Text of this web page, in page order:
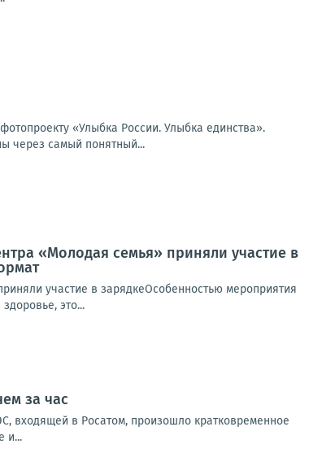
«Улыбка России. Улыбка единства».
через самый понятный...
«Молодая семья» приняли участие в
участие в зарядкеОсобенностью мероприятия
это...
за час
входящей в Росатом, произошло кратковременное
и...